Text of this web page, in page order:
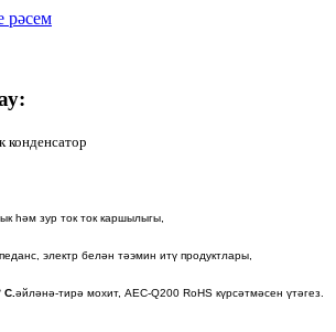
конденсатор
һәм зур ток ток каршылыгы,
электр белән тәэмин итү продуктлары,
C.әйләнә-тирә мохит, AEC-Q200 RoHS күрсәтмәсен үтәгез.